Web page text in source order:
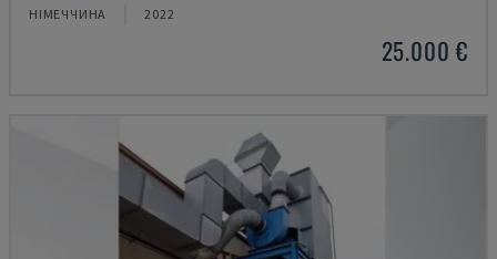
НІМЕЧЧИНА 2022
25.000 €